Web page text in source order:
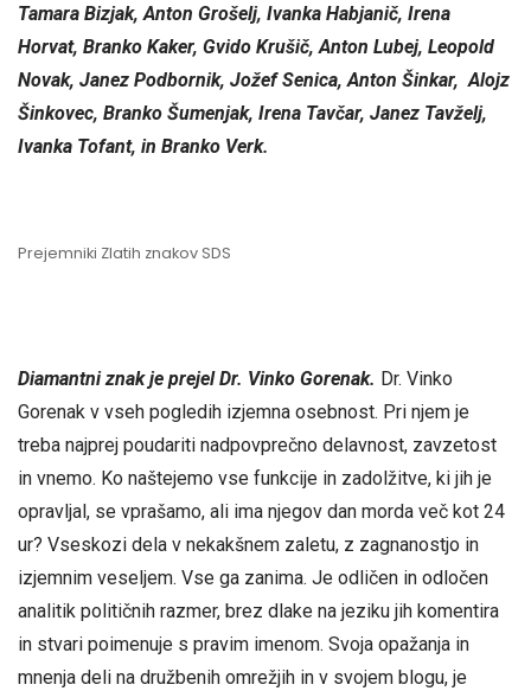
Tamara Bizjak, Anton Grošelj, Ivanka Habjanič, Irena
Horvat, Branko Kaker, Gvido Krušič, Anton Lubej, Leopold
Novak, Janez Podbornik, Jožef Senica, Anton Šinkar, Alojz
Šinkovec, Branko Šumenjak, Irena Tavčar, Janez Tavželj,
Ivanka Tofant, in Branko Verk.
Prejemniki Zlatih znakov SDS
Diamantni znak je prejel Dr. Vinko Gorenak. Dr. Vinko
Gorenak v vseh pogledih izjemna osebnost. Pri njem je
treba najprej poudariti nadpovprečno delavnost, zavzetost
in vnemo. Ko naštejemo vse funkcije in zadolžitve, ki jih je
opravljal, se vprašamo, ali ima njegov dan morda več kot 24
ur? Vseskozi dela v nekakšnem zaletu, z zagnanostjo in
izjemnim veseljem. Vse ga zanima. Je odličen in odločen
analitik političnih razmer, brez dlake na jeziku jih komentira
in stvari poimenuje s pravim imenom. Svoja opažanja in
mnenja deli na družbenih omrežjih in v svojem blogu, je